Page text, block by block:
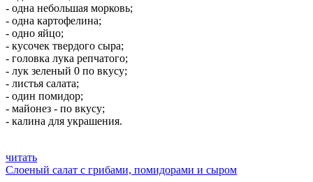
- одна небольшая морковь;
- одна картофелина;
- одно яйцо;
- кусочек твердого сыра;
- головка лука репчатого;
- лук зеленый 0 по вкусу;
- листья салата;
- один помидор;
- майонез - по вкусу;
- калина для украшения.
читать
Слоеный салат с грибами, помидорами и сыром